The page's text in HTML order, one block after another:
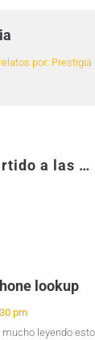
por: Prestigia
Como sacarle partido a las Redes Sociales… ¡New Order!
lookup
pm
leyendo